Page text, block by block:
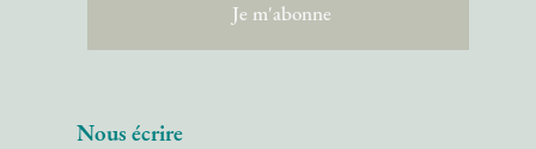
Nous écrire